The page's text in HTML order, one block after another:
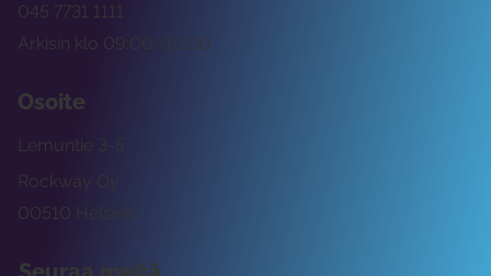
Arkisin klo 09:00 -15:00
045 7731 1111
Osoite
Rockway Oy
Lemuntie 3-5
00510 Helsinki